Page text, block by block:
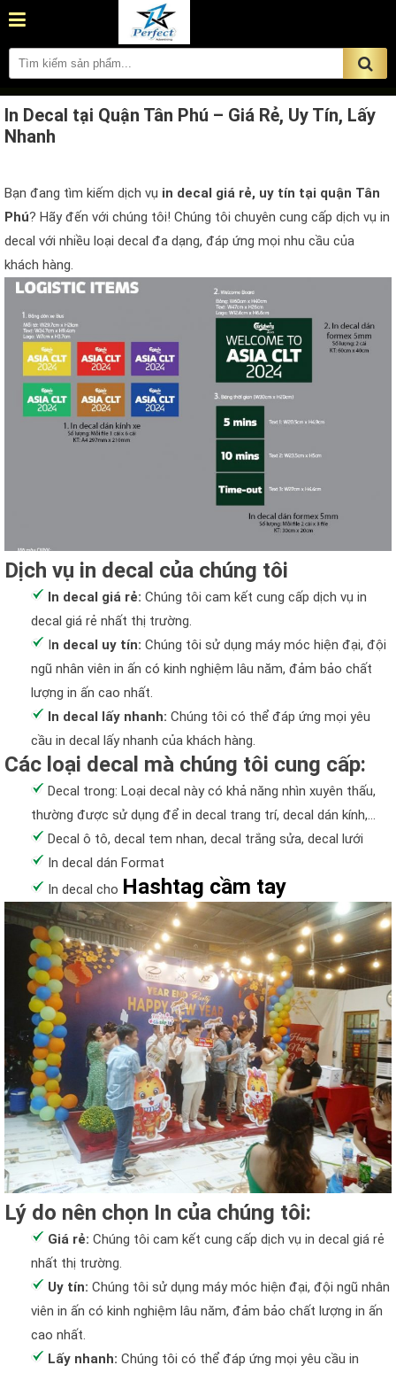
In Decal tại Quận Tân Phú – Giá Rẻ, Uy Tín, Lấy
Nhanh
Bạn đang tìm kiếm dịch vụ in decal giá rẻ, uy tín tại quận Tân
Phú? Hãy đến với chúng tôi! Chúng tôi chuyên cung cấp dịch vụ in
decal với nhiều loại decal đa dạng, đáp ứng mọi nhu cầu của
khách hàng.
Dịch vụ in decal của chúng tôi
In decal giá rẻ: Chúng tôi cam kết cung cấp dịch vụ in
decal giá rẻ nhất thị trường.
In decal uy tín: Chúng tôi sử dụng máy móc hiện đại, đội
ngũ nhân viên in ấn có kinh nghiệm lâu năm, đảm bảo chất
lượng in ấn cao nhất.
In decal lấy nhanh: Chúng tôi có thể đáp ứng mọi yêu
cầu in decal lấy nhanh của khách hàng.
Các loại decal mà chúng tôi cung cấp:
Decal trong: Loại decal này có khả năng nhìn xuyên thấu,
thường được sử dụng để in decal trang trí, decal dán kính,…
Decal ô tô, decal tem nhan, decal trắng sửa, decal lưới
In decal dán Format
In decal cho Hashtag cầm tay
Lý do nên chọn In của chúng tôi:
Giá rẻ: Chúng tôi cam kết cung cấp dịch vụ in decal giá rẻ
nhất thị trường.
Uy tín: Chúng tôi sử dụng máy móc hiện đại, đội ngũ nhân
viên in ấn có kinh nghiệm lâu năm, đảm bảo chất lượng in ấn
cao nhất.
Lấy nhanh: Chúng tôi có thể đáp ứng mọi yêu cầu in